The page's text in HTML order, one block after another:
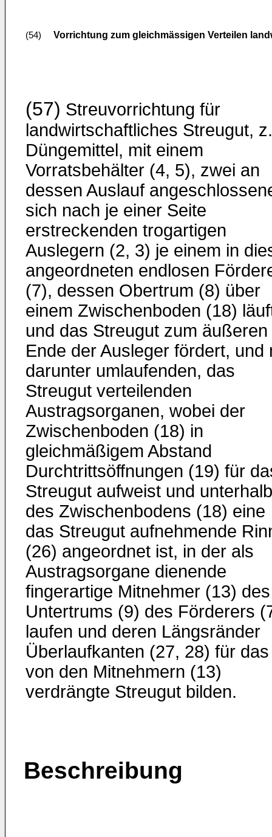
(54) Vorrichtung zum gleichmässigen Verteilen
(57) Streuvorrichtung für
landwirtschaftliches Streugut,
Düngemittel, mit einem
Vorratsbehälter (4, 5), zwei an
dessen Auslauf
sich nach je einer Seite
erstreckenden trogartigen
Auslegern (2, 3) je einem in
angeordneten endlosen
(7), dessen Obertrum (8) über
einem Zwischenboden (18)
und das Streugut zum äußeren
Ende der Ausleger fördert, und
darunter umlaufenden, das
Streugut verteilenden
Austragsorganen, wobei der
Zwischenboden (18) in
gleichmäßigem Abstand
Durchtrittsöffnungen (19) für
Streugut aufweist und unterhalb
des Zwischenbodens (18) eine
das Streugut aufnehmende
(26) angeordnet ist, in der als
Austragsorgane dienende
fingerartige Mitnehmer (13) des
Untertrums (9) des Förderers
laufen und deren Längsränder
Überlaufkanten (27, 28) für das
von den Mitnehmern (13)
verdrängte Streugut bilden.
Beschreibung